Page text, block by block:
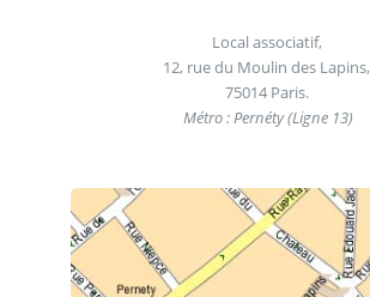
Local associatif,
12, rue du Moulin des Lapins,
75014 Paris.
Métro : Pernéty (Ligne 13)